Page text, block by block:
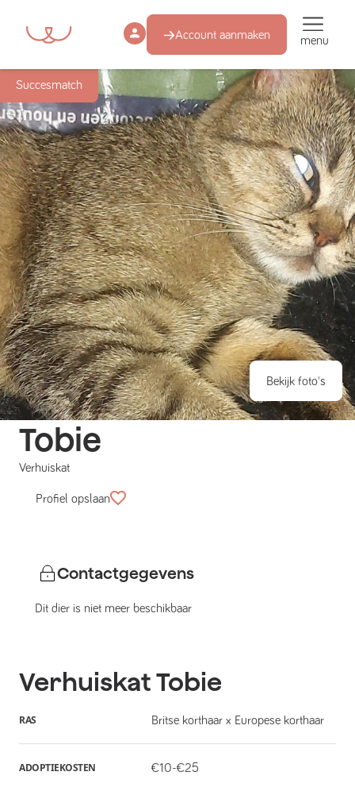
Account aanmaken menu
Succesmatch
Bekijk foto's
Tobie
Verhuiskat
Profiel opslaan
Contactgegevens
Dit dier is niet meer beschikbaar
VerhuiskatTobie
RAS Britse korthaar x Europese korthaar
ADOPTIEKOSTEN €10-€25